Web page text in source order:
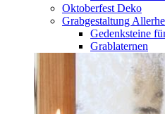
Oktoberfest Deko
Grabgestaltung
Gedenksteine
Grablaternen